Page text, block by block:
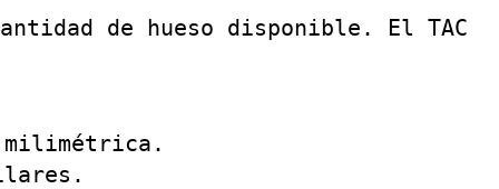
de hueso disponible. El TAC